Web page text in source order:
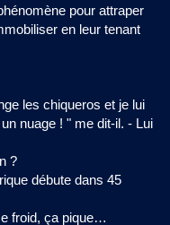
pour attraper
en leur tenant
les chiqueros et je lui
nuage ! " me dit-il. - Lui
?
débute dans 45
froid, ça pique…